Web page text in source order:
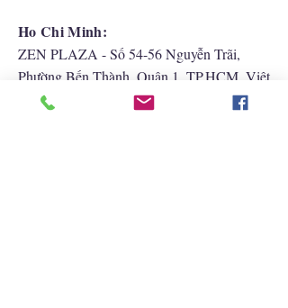
Ho Chi Minh:
ZEN PLAZA - Số 54-56 Nguyễn Trãi,
Phường Bến Thành, Quận 1, TP.HCM, Việt
Nam